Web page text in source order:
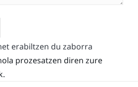
erabiltzen du zaborra
prozesatzen diren zure